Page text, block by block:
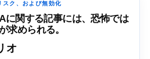
ク、および無効化
に関する記事には、恐怖では
求められる。
オ